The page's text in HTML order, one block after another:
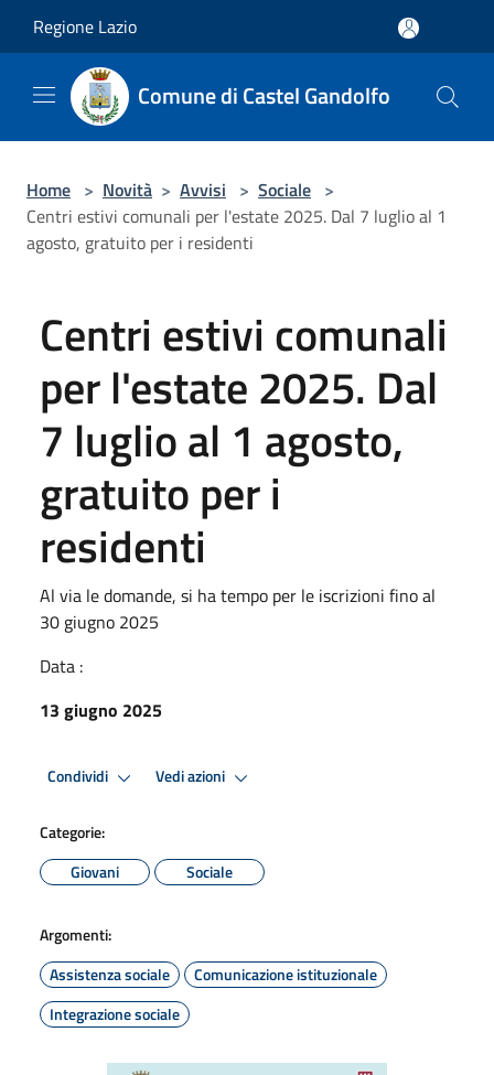
Regione Lazio
Comune di Castel Gandolfo
Home > Novità > Avvisi > Sociale >
Centri estivi comunali per l'estate 2025. Dal 7 luglio al 1
agosto, gratuito per i residenti
Centri estivi comunali
per l'estate 2025. Dal
7 luglio al 1 agosto,
gratuito per i
residenti
Al via le domande, si ha tempo per le iscrizioni fino al
30 giugno 2025
Data :
13 giugno 2025
Condividi Vedi azioni
Categorie:
Giovani
Sociale
Argomenti:
Assistenza sociale
Comunicazione istituzionale
Integrazione sociale